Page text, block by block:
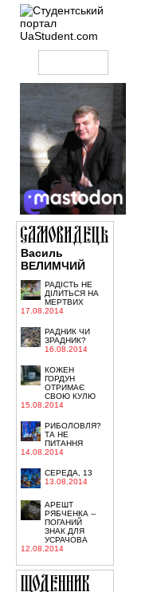
Василь
ВЕЛИМЧИЙ
РАДІСТЬ НЕ
ДІЛИТЬСЯ НА
МЕРТВИХ
17.08.2014
РАДНИК ЧИ
ЗРАДНИК?
16.08.2014
КОЖЕН
ГОРДУН
ОТРИМАЄ
СВОЮ КУЛЮ
15.08.2014
РИБОЛОВЛЯ?
ТА НЕ
ПИТАННЯ
14.08.2014
СЕРЕДА, 13
13.08.2014
АРЕШТ
РЯБЧЕНКА --
ПОГАНИЙ
ЗНАК ДЛЯ
УСРАЧОВА
12.08.2014